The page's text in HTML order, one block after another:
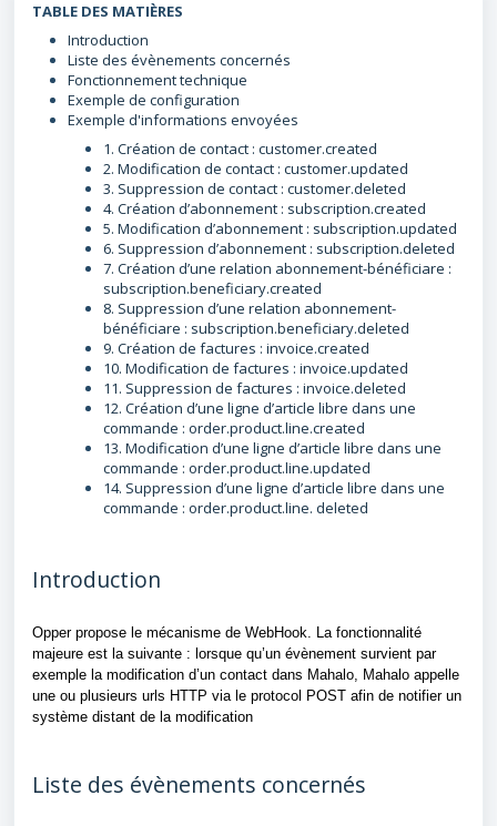
TABLE DES MATIÈRES
Introduction
Liste des évènements concernés
Fonctionnement technique
Exemple de configuration
Exemple d'informations envoyées
1. Création de contact : customer.created
2. Modification de contact : customer.updated
3. Suppression de contact : customer.deleted
4. Création d’abonnement : subscription.created
5. Modification d’abonnement : subscription.updated
6. Suppression d’abonnement : subscription.deleted
7. Création d’une relation abonnement-bénéficiare :
subscription.beneficiary.created
8. Suppression d’une relation abonnement-
bénéficiare : subscription.beneficiary.deleted
9. Création de factures : invoice.created
10. Modification de factures : invoice.updated
11. Suppression de factures : invoice.deleted
12. Création d’une ligne d’article libre dans une
commande : order.product.line.created
13. Modification d’une ligne d’article libre dans une
commande : order.product.line.updated
14. Suppression d’une ligne d’article libre dans une
commande : order.product.line. deleted
Introduction
Opper propose le mécanisme de WebHook. La fonctionnalité
majeure est la suivante : lorsque qu’un évènement survient par
exemple la modification d’un contact dans Mahalo, Mahalo appelle
une ou plusieurs urls HTTP via le protocol POST afin de notifier un
système distant de la modification
Liste des évènements concernés